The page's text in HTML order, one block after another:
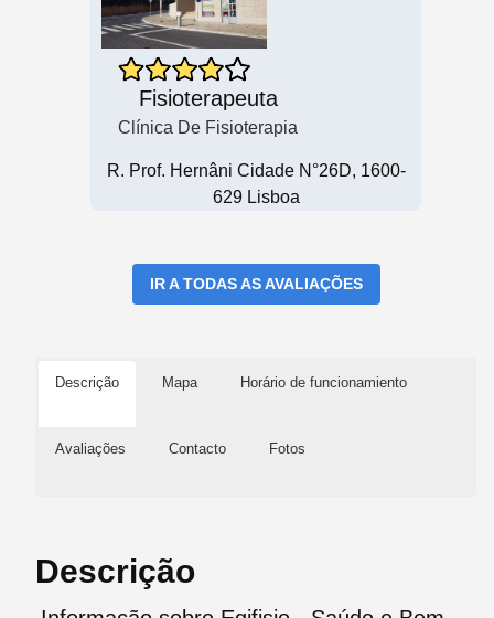
Fisioterapeuta
Clínica De Fisioterapia
R. Prof. Hernâni Cidade N°26D, 1600-
629 Lisboa
IR A TODAS AS AVALIAÇÕES
Descrição Mapa Horário de funcionamiento
Avaliações Contacto Fotos
Descrição